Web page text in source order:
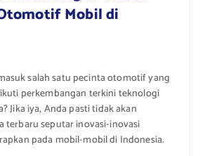
Mobil di
salah satu pecinta otomotif yang
perkembangan terkini teknologi
Jika iya, Anda pasti tidak akan
terbaru seputar inovasi-inovasi
pada mobil-mobil di Indonesia.